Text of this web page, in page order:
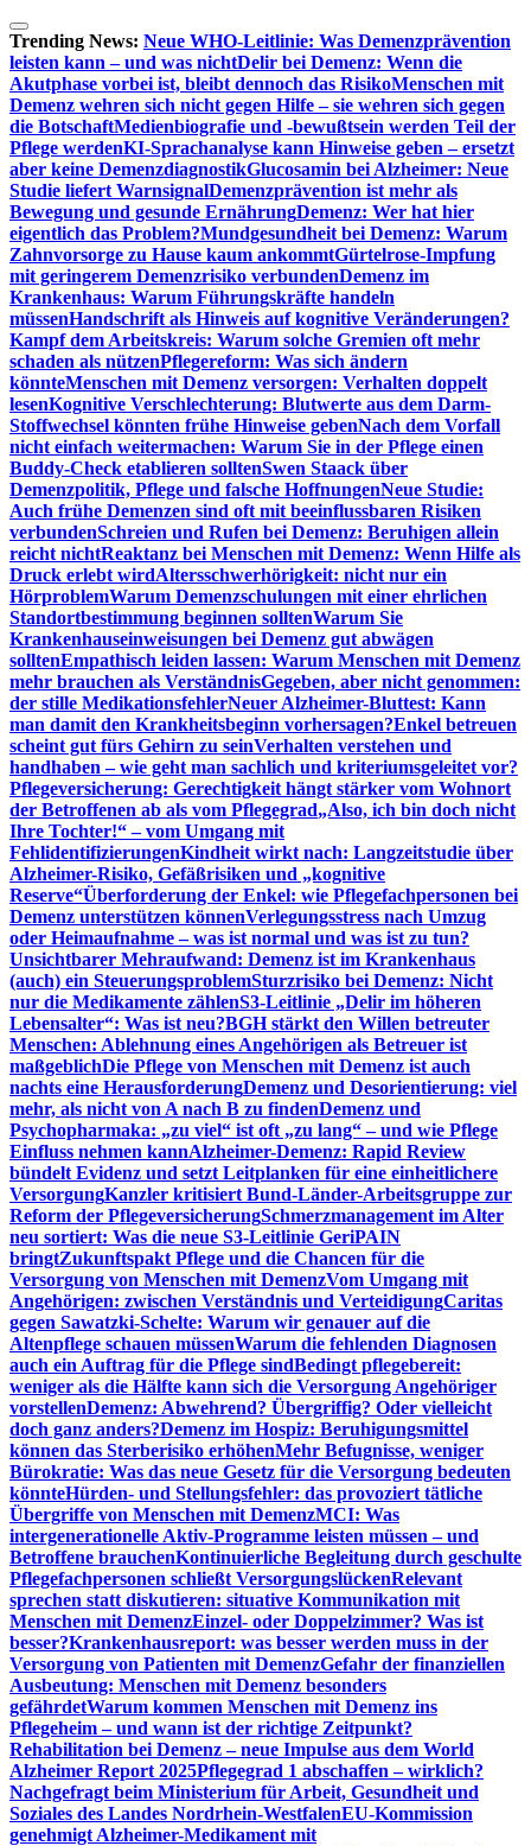
Zum
Inhalt
springen
Trending News: Neue WHO-Leitlinie: Was Demenzprävention
leisten kann – und was nichtDelir bei Demenz: Wenn die
Akutphase vorbei ist, bleibt dennoch das RisikoMenschen mit
Demenz wehren sich nicht gegen Hilfe – sie wehren sich gegen
die BotschaftMedienbiografie und -bewußtsein werden Teil der
Pflege werdenKI-Sprachanalyse kann Hinweise geben – ersetzt
aber keine DemenzdiagnostikGlucosamin bei Alzheimer: Neue
Studie liefert WarnsignalDemenzprävention ist mehr als
Bewegung und gesunde ErnährungDemenz: Wer hat hier
eigentlich das Problem?Mundgesundheit bei Demenz: Warum
Zahnvorsorge zu Hause kaum ankommtGürtelrose-Impfung
mit geringerem Demenzrisiko verbundenDemenz im
Krankenhaus: Warum Führungskräfte handeln
müssenHandschrift als Hinweis auf kognitive Veränderungen?
Kampf dem Arbeitskreis: Warum solche Gremien oft mehr
schaden als nützenPflegereform: Was sich ändern
könnteMenschen mit Demenz versorgen: Verhalten doppelt
lesenKognitive Verschlechterung: Blutwerte aus dem Darm-
Stoffwechsel könnten frühe Hinweise gebenNach dem Vorfall
nicht einfach weitermachen: Warum Sie in der Pflege einen
Buddy-Check etablieren solltenSwen Staack über
Demenzpolitik, Pflege und falsche HoffnungenNeue Studie:
Auch frühe Demenzen sind oft mit beeinflussbaren Risiken
verbundenSchreien und Rufen bei Demenz: Beruhigen allein
reicht nichtReaktanz bei Menschen mit Demenz: Wenn Hilfe als
Druck erlebt wirdAltersschwerhörigkeit: nicht nur ein
HörproblemWarum Demenzschulungen mit einer ehrlichen
Standortbestimmung beginnen solltenWarum Sie
Krankenhauseinweisungen bei Demenz gut abwägen
solltenEmpathisch leiden lassen: Warum Menschen mit Demenz
mehr brauchen als VerständnisGegeben, aber nicht genommen:
der stille MedikationsfehlerNeuer Alzheimer-Bluttest: Kann
man damit den Krankheitsbeginn vorhersagen?Enkel betreuen
scheint gut fürs Gehirn zu seinVerhalten verstehen und
handhaben – wie geht man sachlich und kriteriumsgeleitet vor?
Pflegeversicherung: Gerechtigkeit hängt stärker vom Wohnort
der Betroffenen ab als vom Pflegegrad„Also, ich bin doch nicht
Ihre Tochter!“ – vom Umgang mit
FehlidentifizierungenKindheit wirkt nach: Langzeitstudie über
Alzheimer-Risiko, Gefäßrisiken und „kognitive
Reserve“Überforderung der Enkel: wie Pflegefachpersonen bei
Demenz unterstützen könnenVerlegungsstress nach Umzug
oder Heimaufnahme – was ist normal und was ist zu tun?
Unsichtbarer Mehraufwand: Demenz ist im Krankenhaus
(auch) ein SteuerungsproblemSturzrisiko bei Demenz: Nicht
nur die Medikamente zählenS3-Leitlinie „Delir im höheren
Lebensalter“: Was ist neu?BGH stärkt den Willen betreuter
Menschen: Ablehnung eines Angehörigen als Betreuer ist
maßgeblichDie Pflege von Menschen mit Demenz ist auch
nachts eine HerausforderungDemenz und Desorientierung: viel
mehr, als nicht von A nach B zu findenDemenz und
Psychopharmaka: „zu viel“ ist oft „zu lang“ – und wie Pflege
Einfluss nehmen kannAlzheimer-Demenz: Rapid Review
bündelt Evidenz und setzt Leitplanken für eine einheitlichere
VersorgungKanzler kritisiert Bund-Länder-Arbeitsgruppe zur
Reform der PflegeversicherungSchmerzmanagement im Alter
neu sortiert: Was die neue S3-Leitlinie GeriPAIN
bringtZukunftspakt Pflege und die Chancen für die
Versorgung von Menschen mit DemenzVom Umgang mit
Angehörigen: zwischen Verständnis und VerteidigungCaritas
gegen Sawatzki-Schelte: Warum wir genauer auf die
Altenpflege schauen müssenWarum die fehlenden Diagnosen
auch ein Auftrag für die Pflege sindBedingt pflegebereit:
weniger als die Hälfte kann sich die Versorgung Angehöriger
vorstellenDemenz: Abwehrend? Übergriffig? Oder vielleicht
doch ganz anders?Demenz im Hospiz: Beruhigungsmittel
können das Sterberisiko erhöhenMehr Befugnisse, weniger
Bürokratie: Was das neue Gesetz für die Versorgung bedeuten
könnteHürden- und Stellungsfehler: das provoziert tätliche
Übergriffe von Menschen mit DemenzMCI: Was
intergenerationelle Aktiv-Programme leisten müssen – und
Betroffene brauchenKontinuierliche Begleitung durch geschulte
Pflegefachpersonen schließt VersorgungslückenRelevant
sprechen statt diskutieren: situative Kommunikation mit
Menschen mit DemenzEinzel- oder Doppelzimmer? Was ist
besser?Krankenhausreport: was besser werden muss in der
Versorgung von Patienten mit DemenzGefahr der finanziellen
Ausbeutung: Menschen mit Demenz besonders
gefährdetWarum kommen Menschen mit Demenz ins
Pflegeheim – und wann ist der richtige Zeitpunkt?
Rehabilitation bei Demenz – neue Impulse aus dem World
Alzheimer Report 2025Pflegegrad 1 abschaffen – wirklich?
Nachgefragt beim Ministerium für Arbeit, Gesundheit und
Soziales des Landes Nordrhein-WestfalenEU-Kommission
genehmigt Alzheimer-Medikament mit